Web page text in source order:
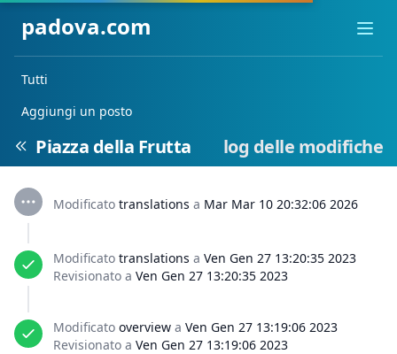
padova.com
Tutti
Aggiungi un posto
Piazza della Frutta log delle modifiche
Modificato translations a Mar Mar 10 20:32:06 2026
Modificato translations a Ven Gen 27 13:20:35 2023
Revisionato a Ven Gen 27 13:20:35 2023
Modificato overview a Ven Gen 27 13:19:06 2023
Revisionato a Ven Gen 27 13:19:06 2023